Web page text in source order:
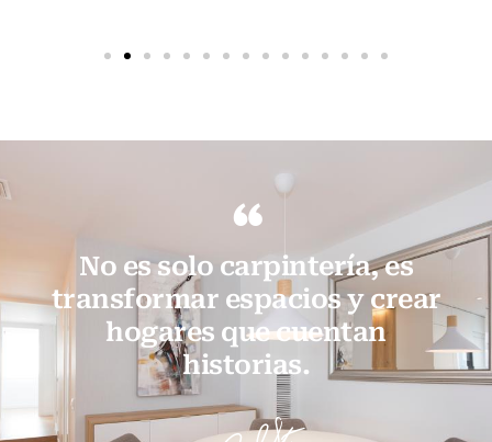
“
No es solo carpintería, es
transformar espacios y crear
hogares que cuentan
historias.